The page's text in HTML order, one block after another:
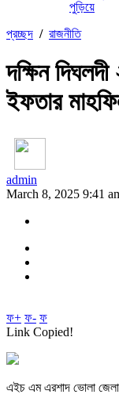
পুড়িয়ে
প্রচ্ছদ / রাজনীতি
দক্ষিন
ইফতার
admin
March 8, 2025 9:41
ফ+ ফ- ফ
Link Copied!
এইচ এম এরশাদ ভোলা জেলা